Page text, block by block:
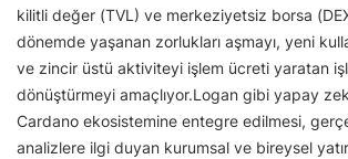
kilitli değer (TVL) ve merkeziyetsiz borsa
dönemde yaşanan zorlukları aşmayı, yeni
ve zincir üstü aktiviteyi işlem ücreti yaratan
dönüştürmeyi amaçlıyor.Logan gibi yapay
Cardano ekosistemine entegre edilmesi,
analizlere ilgi duyan kurumsal ve bireysel